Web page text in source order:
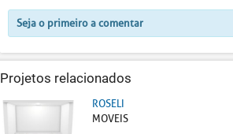
Seja o primeiro a comentar
Projetos relacionados
ROSELI
MOVEIS